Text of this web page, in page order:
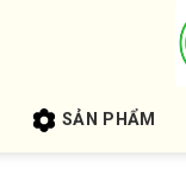
SẢN PHẨM